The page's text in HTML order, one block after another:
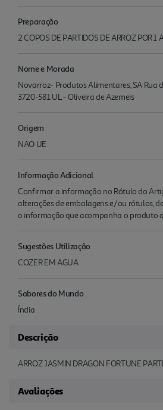
Preparação
2 COPOS DE PARTIDOS DE ARROZ POR 1
Nome e Morada
Novarroz- Produtos Alimentares, SA Rua
3720-581 UL - Oliveira de Azemeis
Origem
NAO UE
Informação Adicional
Confirmar a informação no Rótulo do
alterações de embalagens e/ou rótulos,
a informação que acompanha o produto
Sugestões Utilização
COZER EM AGUA
Sabores do Mundo
Índia
Descrição
ARROZ JASMIN DRAGON FORTUNE
Avaliações